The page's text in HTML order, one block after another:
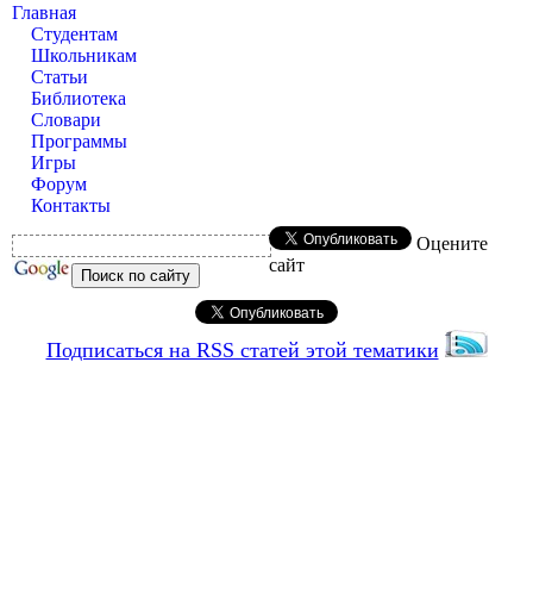
Главная
Студентам
Школьникам
Статьи
Библиотека
Словари
Программы
Игры
Форум
Контакты
Оцените
сайт
Подписаться на RSS статей этой тематики